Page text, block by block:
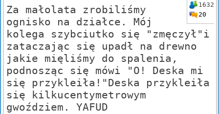
1632
20
Za małolata zrobiliśmy
ognisko na działce. Mój
kolega szybciutko się "zmęczył"i
zataczając się upadł na drewno
jakie mięliśmy do spalenia,
podnosząc się mówi "O! Deska mi
się przykleiła!"Deska przykleiła
się kilkucentymetrowym
gwoździem. YAFUD